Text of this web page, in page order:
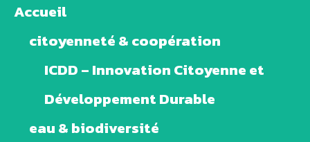
Accueil
citoyenneté & coopération
ICDD – Innovation Citoyenne et
Développement Durable
eau & biodiversité